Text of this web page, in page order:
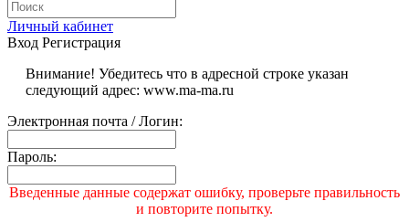
Личный кабинет
Вход Регистрация
Внимание! Убедитесь что в адресной строке указан
следующий адрес: www.ma-ma.ru
Электронная почта / Логин:
Пароль:
Введенные данные содержат ошибку, проверьте правильность
и повторите попытку.